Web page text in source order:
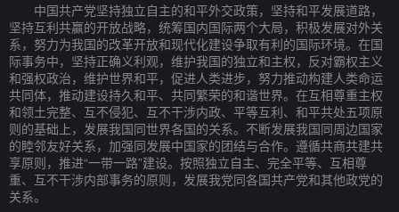
中国共产党坚持独立自主的和平外交政策，坚持和平发展道路，
坚持互利共赢的开放战略，统筹国内国际两个大局，积极发展对外关
系，努力为我国的改革开放和现代化建设争取有利的国际环境。在国
际事务中，坚持正确义利观，维护我国的独立和主权，反对霸权主义
和强权政治，维护世界和平，促进人类进步，努力推动构建人类命运
共同体，推动建设持久和平、共同繁荣的和谐世界。在互相尊重主权
和领土完整、互不侵犯、互不干涉内政、平等互利、和平共处五项原
则的基础上，发展我国同世界各国的关系。不断发展我国同周边国家
的睦邻友好关系，加强同发展中国家的团结与合作。遵循共商共建共
享原则，推进“一带一路”建设。按照独立自主、完全平等、互相尊
重、互不干涉内部事务的原则，发展我党同各国共产党和其他政党的
关系。